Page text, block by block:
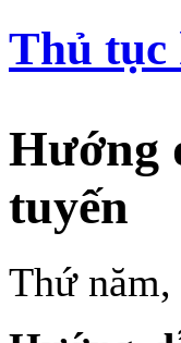
Thủ tục
Hướng
tuyến
Thứ